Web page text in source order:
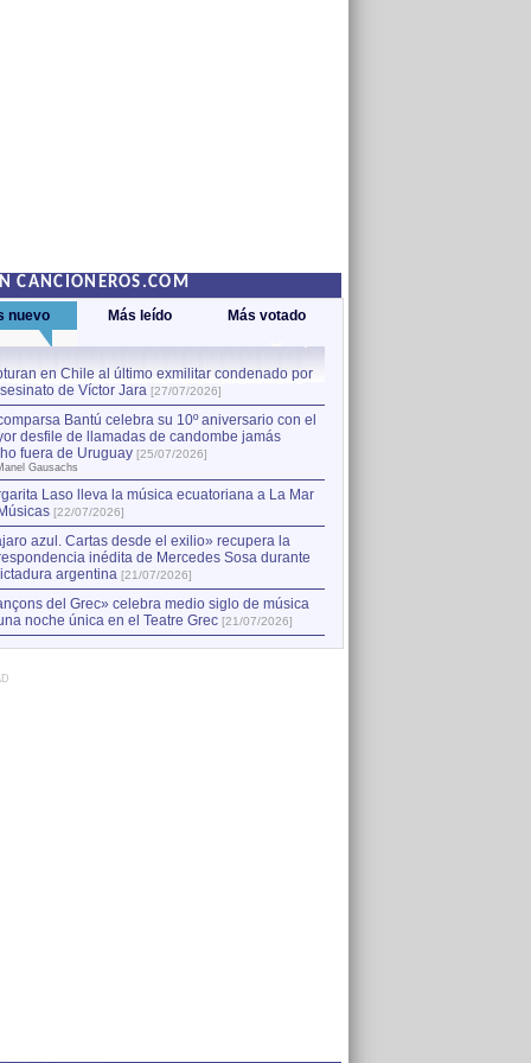
CANCIONEROS.COM
nuevo Más leído Más votado
en Chile al último exmilitar condenado por
de Víctor Jara [27/07/2026]
Bantú celebra su 10º aniversario con el
desfile de llamadas de candombe jamás
fuera de Uruguay [25/07/2026]
Gausachs
Laso lleva la música ecuatoriana a La Mar
[22/07/2026]
azul. Cartas desde el exilio» recupera la
inédita de Mercedes Sosa durante
argentina [21/07/2026]
del Grec» celebra medio siglo de música
noche única en el Teatre Grec [21/07/2026]